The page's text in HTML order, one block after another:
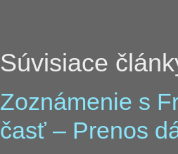
Súvisiace
Zoznámenie s
časť – Prenos